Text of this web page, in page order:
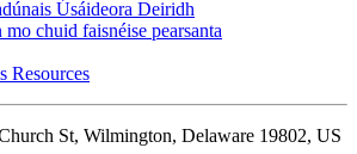
Úsáideora Deiridh
chuid faisnéise pearsanta
Resources
St, Wilmington, Delaware 19802, US